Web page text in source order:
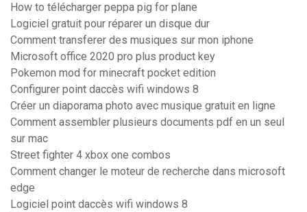
How to télécharger peppa pig for plane
Logiciel gratuit pour réparer un disque dur
Comment transferer des musiques sur mon iphone
Microsoft office 2020 pro plus product key
Pokemon mod for minecraft pocket edition
Configurer point daccès wifi windows 8
Créer un diaporama photo avec musique gratuit en ligne
Comment assembler plusieurs documents pdf en un seul
sur mac
Street fighter 4 xbox one combos
Comment changer le moteur de recherche dans microsoft
edge
Logiciel point daccès wifi windows 8